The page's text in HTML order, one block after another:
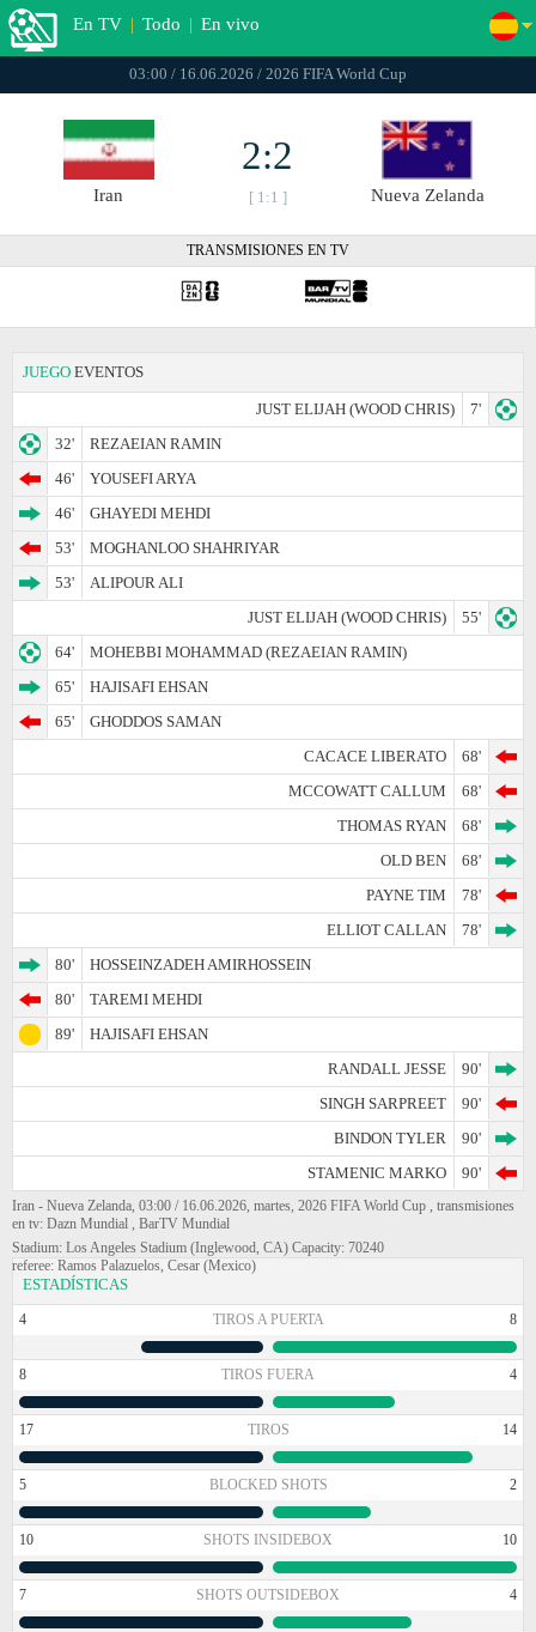
En TV | Todo | En vivo
03:00 / 16.06.2026 / 2026 FIFA World Cup
Iran
2:2
[ 1:1 ] Nueva Zelanda
TRANSMISIONES EN TV
JUEGO EVENTOS
JUST ELIJAH (WOOD CHRIS)
7'
32'
REZAEIAN RAMIN
46'
YOUSEFI ARYA
46'
GHAYEDI MEHDI
53'
MOGHANLOO SHAHRIYAR
53'
ALIPOUR ALI
JUST ELIJAH (WOOD CHRIS)
55'
64'
MOHEBBI MOHAMMAD (REZAEIAN RAMIN)
65'
HAJISAFI EHSAN
65'
GHODDOS SAMAN
CACACE LIBERATO
68'
MCCOWATT CALLUM
68'
THOMAS RYAN
68'
OLD BEN
68'
PAYNE TIM
78'
ELLIOT CALLAN
78'
80'
HOSSEINZADEH AMIRHOSSEIN
80'
TAREMI MEHDI
89'
HAJISAFI EHSAN
RANDALL JESSE
90'
SINGH SARPREET
90'
BINDON TYLER
90'
STAMENIC MARKO
90'
Iran - Nueva Zelanda, 03:00 / 16.06.2026, martes, 2026 FIFA World Cup , transmisiones
en tv: Dazn Mundial , BarTV Mundial
Stadium: Los Angeles Stadium (Inglewood, CA) Capacity: 70240
referee: Ramos Palazuelos, Cesar (Mexico)
ESTADÍSTICAS
4 TIROS A PUERTA 8
8 TIROS FUERA 4
17 TIROS 14
5 BLOCKED SHOTS 2
10 SHOTS INSIDEBOX 10
7 SHOTS OUTSIDEBOX 4